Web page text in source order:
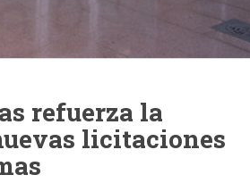
refuerza la
licitaciones